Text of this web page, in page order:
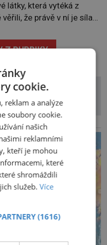
látky, která vytéká z
že právě v ní je síla
před infekcí, hmyzem a
přírodní […]
Z RUBRIKY
cookie.
reklam a analýze
soubory cookie.
našich
reklamními
kteří je mohou
které
shromáždili
služeb.Více
(1616)